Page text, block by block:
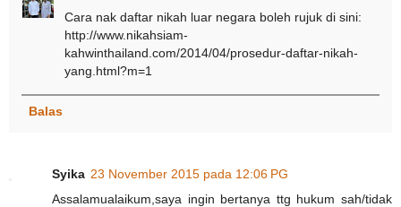
Cara nak daftar nikah luar negara boleh rujuk di sini:
http://www.nikahsiam-
kahwinthailand.com/2014/04/prosedur-daftar-nikah-
yang.html?m=1
Balas
Syika 23 November 2015 pada 12:06 PG
Assalamualaikum,saya ingin bertanya ttg hukum sah/tidak